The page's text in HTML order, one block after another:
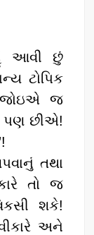
આવી છું
ટોપિક
જ
છીએ!
તથા
તો જ
શકે!
અને